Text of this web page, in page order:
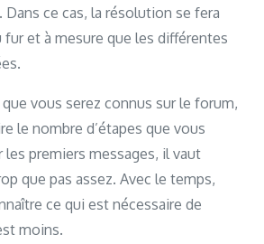
Dans ce cas, la résolution se fera
fur et à mesure que les différentes
vous serez connus sur le forum,
le nombre d’étapes que vous
premiers messages, il vaut
que pas assez. Avec le temps,
ce qui est nécessaire de
moins.